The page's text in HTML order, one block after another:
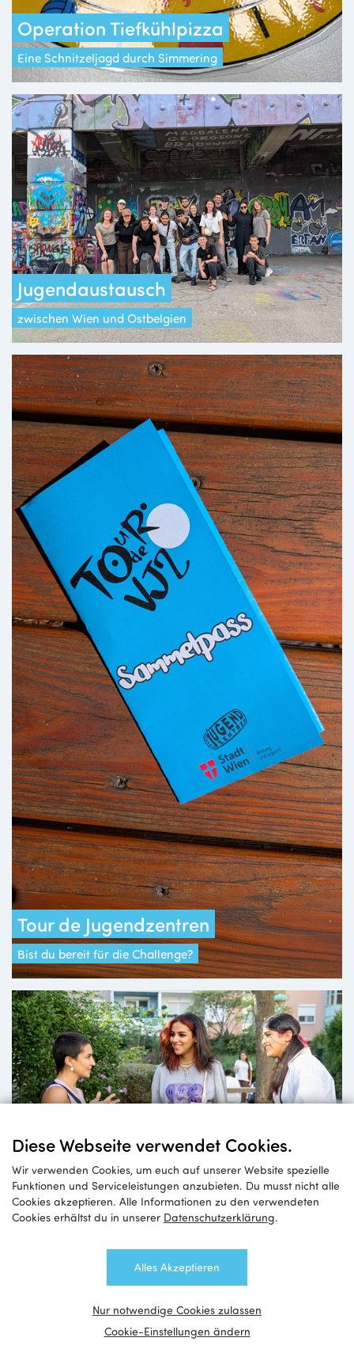
Diese Webseite verwendet Cookies.
Wir verwenden Cookies, um euch auf unserer Website spezielle
Funktionen und Serviceleistungen anzubieten. Du musst nicht alle
Cookies akzeptieren. Alle Informationen zu den verwendeten
Cookies erhältst du in unserer Datenschutzerklärung.
Alles Akzeptieren
Nur notwendige Cookies zulassen
Cookie-Einstellungen ändern
Operation Tiefkühlpizza
Eine Schnitzeljagd durch Simmering
Jugendaustausch
zwischen Wien und Ostbelgien
Tour de Jugendzentren
Bist du bereit für die Challenge?
Impulse
für Queerfeministische Mädchen*arbeit